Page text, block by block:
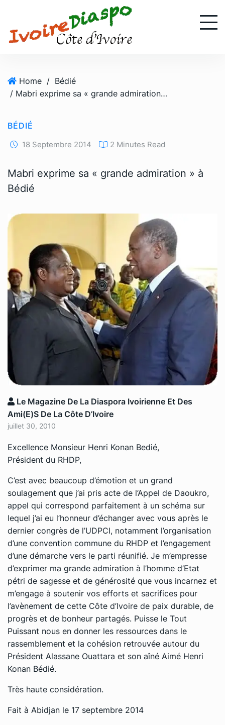
Home / Bédié
/ Mabri exprime sa « grande admiration » à Bédié
BÉDIÉ
18 Septembre 2014 2 Minutes Read
Mabri exprime sa « grande admiration » à
Bédié
Le Magazine De La Diaspora Ivoirienne Et Des
Ami(e)s De La Côte D’Ivoire
juillet 30, 2010
Excellence Monsieur Henri Konan Bedié,
Président du RHDP,
C’est avec beaucoup d’émotion et un grand
soulagement que j’ai pris acte de l’Appel de Daoukro,
appel qui correspond parfaitement à un schéma sur
lequel j’ai eu l’honneur d’échanger avec vous après le
dernier congrès de l’UDPCI, notamment l’organisation
d’une convention commune du RHDP et l’engagement
d’une démarche vers le parti réunifié. Je m’empresse
d’exprimer ma grande admiration à l’homme d’Etat
pétri de sagesse et de générosité que vous incarnez et
m’engage à soutenir vos efforts et sacrifices pour
l’avènement de cette Côte d’Ivoire de paix durable, de
progrès et de bonheur partagés. Puisse le Tout
Puissant nous en donner les ressources dans le
rassemblement et la cohésion retrouvée autour du
Président Alassane Ouattara et son aîné Aimé Henri
Konan Bédié.
Très haute considération.
Fait à Abidjan le 17 septembre 2014